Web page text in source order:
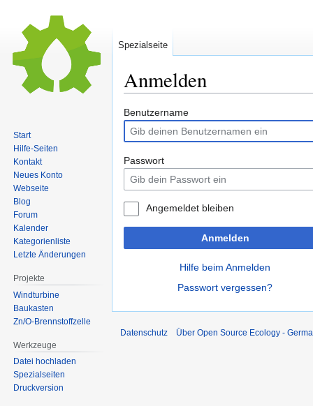
Anmelden
Zur
Navigation
springen
Zur
Suche
springen
Benutzername
Passwort
Angemeldet bleiben
Anmelden
Hilfe beim Anmelden
Passwort vergessen?
Spezialseite
Start
Hilfe-Seiten
Kontakt
Neues Konto
Webseite
Blog
Forum
Kalender
Kategorienliste
Letzte Änderungen
Projekte
Windturbine
Baukasten
Zn/O-Brennstoffzelle
Werkzeuge
Datei hochladen
Spezialseiten
Druckversion
Datenschutz Über Open Source Ecology -